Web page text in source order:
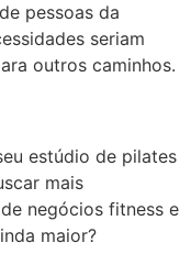
pessoas da
seriam
outros caminhos.
estúdio de pilates
mais
negócios fitness e
maior?